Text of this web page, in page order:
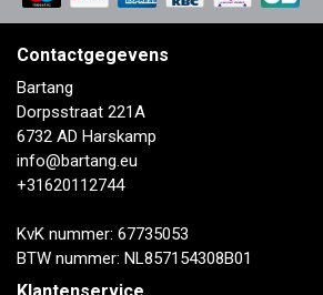
Contactgegevens
Bartang
Dorpsstraat 221A
6732 AD Harskamp
info@bartang.eu
+31620112744
KvK nummer: 67735053
BTW nummer: NL857154308B01